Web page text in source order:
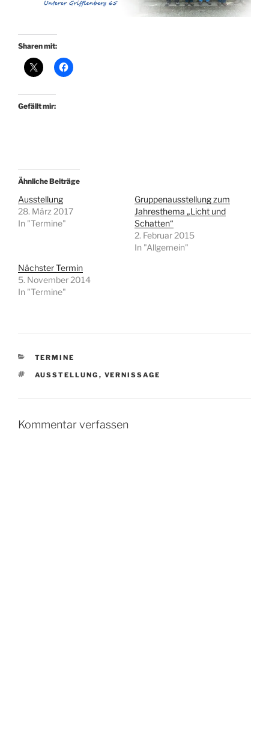
Sharen mit:
Gefällt mir:
Ähnliche Beiträge
Ausstellung
28. März 2017
In "Termine"
Gruppenausstellung zum
Jahresthema „Licht und
Schatten“
2. Februar 2015
In "Allgemein"
Nächster Termin
5. November 2014
In "Termine"
KATEGORIEN
TERMINE
SCHLAGWÖRTER
AUSSTELLUNG , VERNISSAGE
Kommentar verfassen